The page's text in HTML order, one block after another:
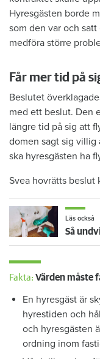
Hyresgästen borde
som den var och
medföra större
Får mer tid på
Beslutet
med ett beslut. Den
längre tid på sig att
domen sagt sig villig
ska hyresgästen ha
Svea hovrätts beslut
Läs också
Fakta: Värden måste
En hyresgäst är
hyrestiden och
och hyresgästen
ordning inom